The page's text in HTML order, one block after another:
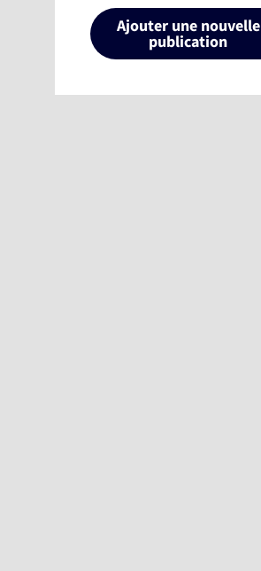
Ajouter une nouvelle
publication